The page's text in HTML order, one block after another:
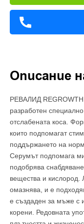
Описание
РЕВАЛИД REGROWTH
разработен
отслабената коса.
които подпомагат
поддържането на
Серумът подпомага
подобрява
вещества и кислород.
омазнява, и е
е създаден за мъже с
корени. Редовната